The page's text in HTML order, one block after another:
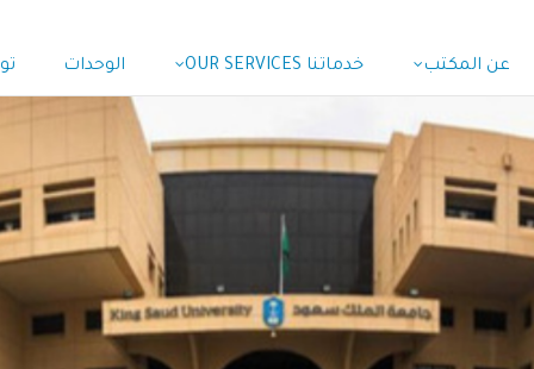
عن المكتب خدماتنا OUR SERVICES الوحدات